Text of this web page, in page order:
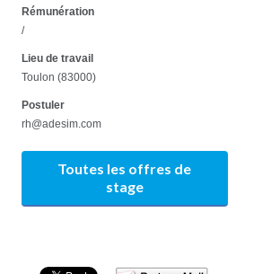
Rémunération
/
Lieu de travail
Toulon (83000)
Postuler
rh@adesim.com
Toutes les offres de
stage